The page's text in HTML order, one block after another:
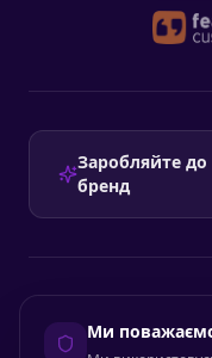
Заробляйте
бренд
Ми